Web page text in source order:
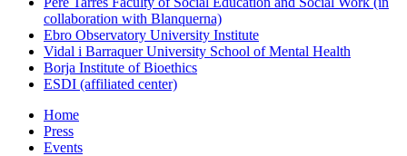
collaboration with Blanquerna)
Ebro Observatory University Institute
Vidal i Barraquer University School of Mental Health
Borja Institute of Bioethics
ESDI (affiliated center)
Home
Press
Events